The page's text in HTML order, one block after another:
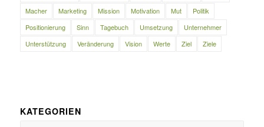
Macher
Marketing Mission Motivation Mut
Politik
Positionierung
Sinn Tagebuch Umsetzung
Unternehmer
Unterstützung
Veränderung Vision Werte Ziel Ziele
KATEGORIEN